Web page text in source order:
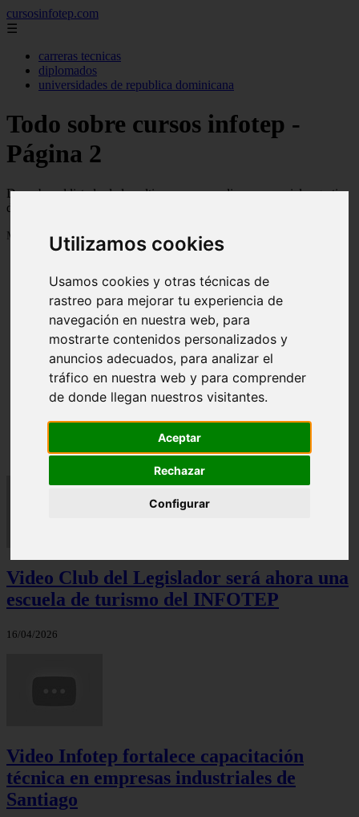
Utilizamos cookies
Usamos cookies y otras técnicas de
rastreo para mejorar tu experiencia de
navegación en nuestra web, para
mostrarte contenidos personalizados y
anuncios adecuados, para analizar el
tráfico en nuestra web y para comprender
de donde llegan nuestros visitantes.
Aceptar
Rechazar
Configurar
cursosinfotep.com
☰
carreras tecnicas
diplomados
universidades de republica dominicana
Todo sobre cursos infotep -
Página 2
Descubre el listado de los ultimos cursos onlie y presenciales gratis
del infotep en la Republica Dominicana
Mostrando 25 - 48 de 149 artículos
Las Mejores Universidades para Estudiar Azafata en
República Dominicana
Video Club del Legislador será ahora una
escuela de turismo del INFOTEP
16/04/2026
Video Infotep fortalece capacitación
técnica en empresas industriales de
Santiago